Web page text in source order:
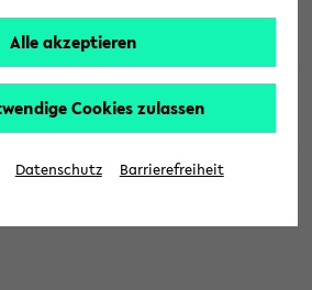
Alle akzeptieren
Cookies zulassen
Datenschutz Barrierefreiheit